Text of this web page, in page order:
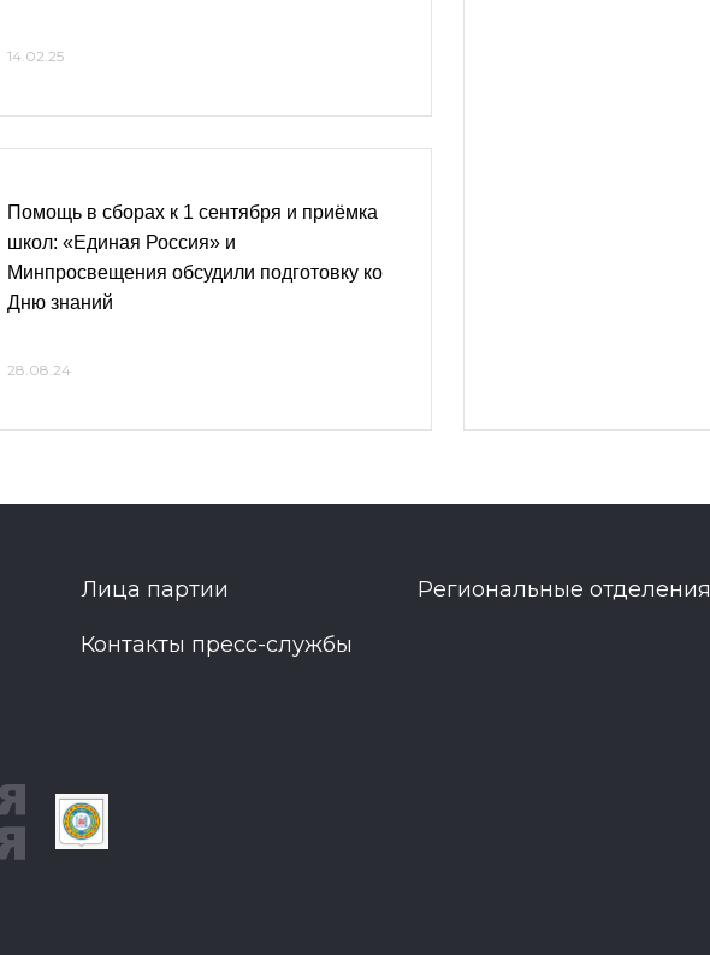
14.02.25
Помощь в сборах к 1 сентября и приёмка
школ: «Единая Россия» и
Минпросвещения обсудили подготовку ко
Дню знаний
28.08.24
Лица партии Региональные отделения
Контакты пресс-службы